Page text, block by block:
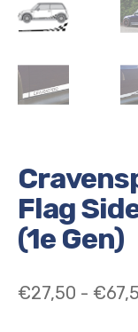
Flag
(1e Gen)
€27,50 - €